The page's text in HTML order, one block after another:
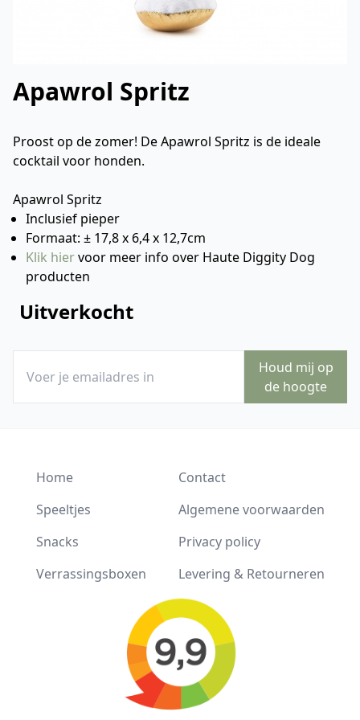
Apawrol Spritz
Proost op de zomer! De Apawrol Spritz is de ideale
cocktail voor honden.
Apawrol Spritz
Inclusief pieper
Formaat: ± 17,8 x 6,4 x 12,7cm
Klik hiervoor meer info over Haute Diggity Dog
producten
Uitverkocht
Houd mij op
de hoogte
Home
Speeltjes
Snacks
Verrassingsboxen
Contact
Algemene voorwaarden
Privacy policy
Levering & Retourneren